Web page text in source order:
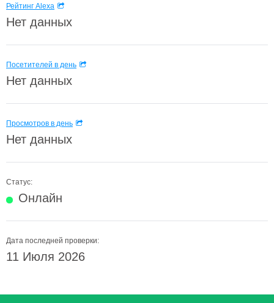
Рейтинг Alexa
Нет данных
Посетителей в день
Нет данных
Просмотров в день
Нет данных
Статус:
Онлайн
Дата последней проверки:
11 Июля 2026